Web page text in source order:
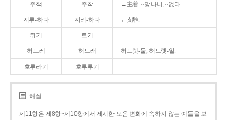
주책 주착 ←主着. ~망나니, ~없다.
지루-하다 지리-하다 ←支離.
튀기 트기
허드레 허드래 허드렛-물, 허드렛-일.
호루라기 호루루기
해설
제11항은 제8항~제10항에서 제시한 모음 변화에 속하지 않는 예들을 보